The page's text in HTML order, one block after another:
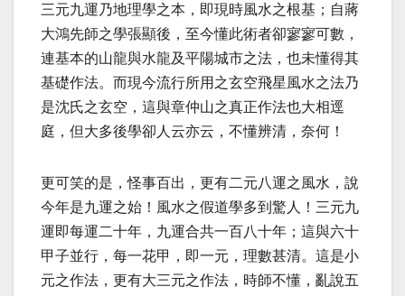
三元九運乃地理學之本，即現時風水之根基；自蔣
大鴻先師之學張顯後，至今懂此術者卻寥寥可數，
連基本的山龍與水龍及平陽城市之法，也未懂得其
基礎作法。而現今流行所用之玄空飛星風水之法乃
是沈氏之玄空，這與章仲山之真正作法也大相逕
庭，但大多後學卻人云亦云，不懂辨清，奈何！
更可笑的是，怪事百出，更有二元八運之風水，說
今年是九運之始！風水之假道學多到驚人！三元九
運即每運二十年，九運合共一百八十年；這與六十
甲子並行，每一花甲，即一元，理數甚清。這是小
元之作法，更有大三元之作法，時師不懂，亂說五